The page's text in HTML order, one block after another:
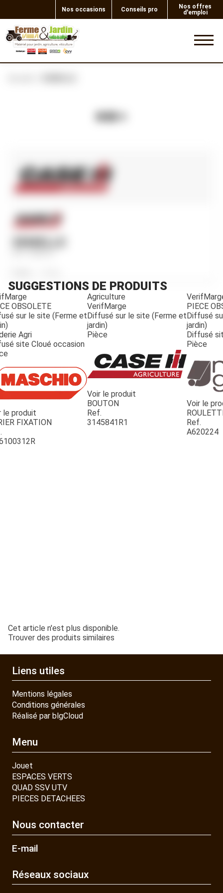
Nos occasions Conseils pro
Nos offres
d'emploi
JOUET
Ref. MB529
SUGGESTIONS DE PRODUITS
OBSOLETE
sur le site (Ferme et
Agri
site Cloué occasion
le produit
FIXATION
Agriculture
VerifMarge
Diffusé sur le site (Ferme et
jardin)
Pièce
Voir le produit
BOUTON
Ref.
3145841R1
PIECE
Diffusé
jardin)
Diffusé
Pièce
Voir le
Ref.
A620224
Cet article n'est plus disponible.
Trouver des produits similaires
Liens utiles
Mentions légales
Conditions générales
Réalisé par blgCloud
Menu
Jouet
ESPACES VERTS
QUAD SSV UTV
PIECES DETACHEES
Nous contacter
E-mail
Réseaux sociaux